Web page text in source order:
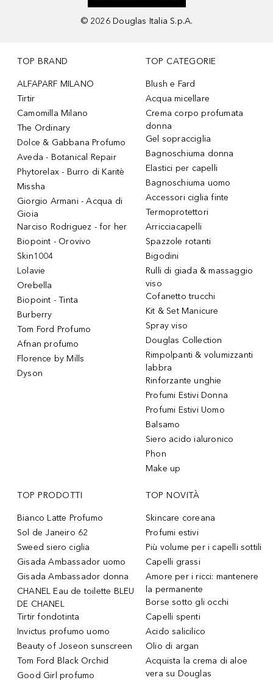
© 2026 Douglas Italia S.p.A.
TOP BRAND
ALFAPARF MILANO
Tirtir
Camomilla Milano
The Ordinary
Dolce & Gabbana Profumo
Aveda - Botanical Repair
Phytorelax - Burro di Karitè
Missha
Giorgio Armani - Acqua di
Gioia
Narciso Rodriguez - for her
Biopoint - Orovivo
Skin1004
Lolavie
Orebella
Biopoint - Tinta
Burberry
Tom Ford Profumo
Afnan profumo
Florence by Mills
Dyson
TOP CATEGORIE
Blush e Fard
Acqua micellare
Crema corpo profumata
donna
Gel sopracciglia
Bagnoschiuma donna
Elastici per capelli
Bagnoschiuma uomo
Accessori ciglia finte
Termoprotettori
Arricciacapelli
Spazzole rotanti
Bigodini
Rulli di giada & massaggio
viso
Cofanetto trucchi
Kit & Set Manicure
Spray viso
Douglas Collection
Rimpolpanti & volumizzanti
labbra
Rinforzante unghie
Profumi Estivi Donna
Profumi Estivi Uomo
Balsamo
Siero acido ialuronico
Phon
Make up
TOP PRODOTTI
Bianco Latte Profumo
Sol de Janeiro 62
Sweed siero ciglia
Gisada Ambassador uomo
Gisada Ambassador donna
CHANEL Eau de toilette BLEU
DE CHANEL
Tirtir fondotinta
Invictus profumo uomo
Beauty of Joseon sunscreen
Tom Ford Black Orchid
Good Girl profumo
TOP NOVITÀ
Skincare coreana
Profumi estivi
Più volume per i capelli sottili
Capelli grassi
Amore per i ricci: mantenere
la permanente
Borse sotto gli occhi
Capelli spenti
Acido salicilico
Olio di argan
Acquista la crema di aloe
vera su Douglas